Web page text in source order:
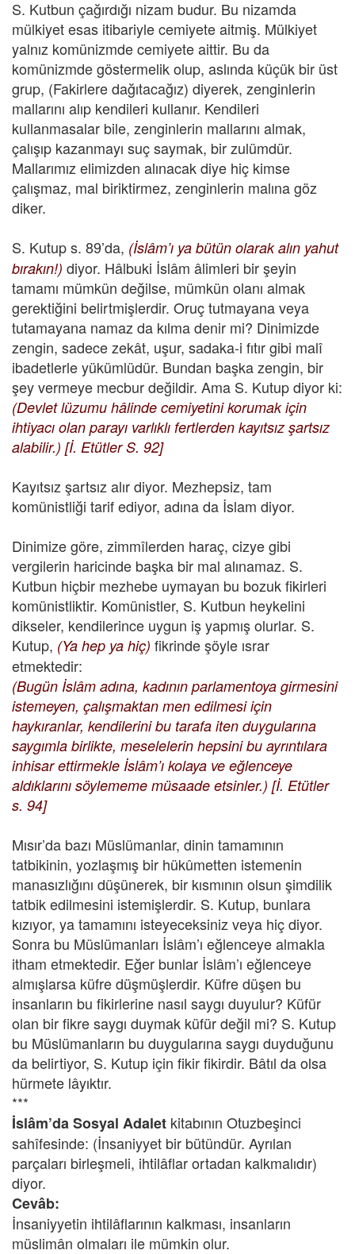
S. Kutbun çağırdığı nizam budur. Bu nizamda
mülkiyet esas itibariyle cemiyete aitmiş. Mülkiyet
yalnız komünizmde cemiyete aittir. Bu da
komünizmde göstermelik olup, aslında küçük bir üst
grup, (Fakirlere dağıtacağız) diyerek, zenginlerin
mallarını alıp kendileri kullanır. Kendileri
kullanmasalar bile, zenginlerin mallarını almak,
çalışıp kazanmayı suç saymak, bir zulümdür.
Mallarımız elimizden alınacak diye hiç kimse
çalışmaz, mal biriktirmez, zenginlerin malına göz
diker.
S. Kutup s. 89’da, (İslâm’ı ya bütün olarak alın yahut
bırakın!) diyor. Hâlbuki İslâm âlimleri bir şeyin
tamamı mümkün değilse, mümkün olanı almak
gerektiğini belirtmişlerdir. Oruç tutmayana veya
tutamayana namaz da kılma denir mi? Dinimizde
zengin, sadece zekât, uşur, sadaka-i fıtır gibi malî
ibadetlerle yükümlüdür. Bundan başka zengin, bir
şey vermeye mecbur değildir. Ama S. Kutup diyor ki:
(Devlet lüzumu hâlinde cemiyetini korumak için
ihtiyacı olan parayı varlıklı fertlerden kayıtsız şartsız
alabilir.) [İ. Etütler S. 92]
Kayıtsız şartsız alır diyor. Mezhepsiz, tam
komünistliği tarif ediyor, adına da İslam diyor.
Dinimize göre, zimmîlerden haraç, cizye gibi
vergilerin haricinde başka bir mal alınamaz. S.
Kutbun hiçbir mezhebe uymayan bu bozuk fikirleri
komünistliktir. Komünistler, S. Kutbun heykelini
dikseler, kendilerince uygun iş yapmış olurlar. S.
Kutup, (Ya hep ya hiç) fikrinde şöyle ısrar
etmektedir:
(Bugün İslâm adına, kadının parlamentoya girmesini
istemeyen, çalışmaktan men edilmesi için
haykıranlar, kendilerini bu tarafa iten duygularına
saygımla birlikte, meselelerin hepsini bu ayrıntılara
inhisar ettirmekle İslâm’ı kolaya ve eğlenceye
aldıklarını söylememe müsaade etsinler.) [İ. Etütler
s. 94]
Mısır’da bazı Müslümanlar, dinin tamamının
tatbikinin, yozlaşmış bir hükûmetten istemenin
manasızlığını düşünerek, bir kısmının olsun şimdilik
tatbik edilmesini istemişlerdir. S. Kutup, bunlara
kızıyor, ya tamamını isteyeceksiniz veya hiç diyor.
Sonra bu Müslümanları İslâm’ı eğlenceye almakla
itham etmektedir. Eğer bunlar İslâm’ı eğlenceye
almışlarsa küfre düşmüşlerdir. Küfre düşen bu
insanların bu fikirlerine nasıl saygı duyulur? Küfür
olan bir fikre saygı duymak küfür değil mi? S. Kutup
bu Müslümanların bu duygularına saygı duyduğunu
da belirtiyor, S. Kutup için fikir fikirdir. Bâtıl da olsa
hürmete lâyıktır.
***
İslâm’da Sosyal Adalet kitabının Otuzbeşinci
sahîfesinde: (İnsaniyyet bir bütündür. Ayrılan
parçaları birleşmeli, ihtilâflar ortadan kalkmalıdır)
diyor.
Cevâb:
İnsaniyyetin ihtilâflarının kalkması, insanların
müslimân olmaları ile mümkin olur.